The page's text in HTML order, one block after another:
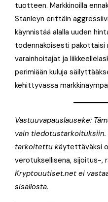
tuotteen. Markkinoilla
Stanleyn erittäin
käynnistää alalla uuden
todennäköisesti pakottaisi
varainhoitajat ja
perimiään kuluja
kehittyvässä
Vastuuvapauslauseke:
vain
tarkoitettu käytettäväksi
verotuksellisena, sijoitus-,
Kryptouutiset.net ei
sisällöstä.